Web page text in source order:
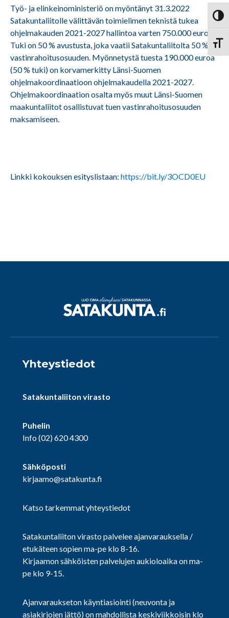
Työ- ja elinkeinoministeriö on myöntänyt 31.3.2022
Satakuntaliitolle välittävän toimielimen teknistä tukea
ohjelmakauden 2021-2027 hallintoa varten 750.000 euroa.
Tuki on 50 % avustusta, joka vaatii Satakuntaliitolta 50 %
vastinrahoitusosuuden. Myönnetystä tuesta 190.000 euroa
(50 % tuki) on korvamerkitty Länsi-Suomen
ohjelmakoordinaatioon ohjelmakaudella 2021-2027.
Ohjelmakoordinaation osalta myös muut Länsi-Suomen
maakuntaliitot osallistuvat tuen vastinrahoitusosuuden
maksamiseen.
Linkki kokouksen esityslistaan: https://bit.ly/3OCD0EU
Yhteystiedot
Satakuntaliiton virasto
Puhelin
Info(02) 620 4300
Sähköposti
kirjaamo@satakunta.fi
Katso tarkemmat yhteystiedot
Satakuntaliiton virasto palvelee ajanvarauksella /
etukäteen sopien ma-pe klo 8-16.
Kirjaamon sähköisten palvelujen aukioloaika on ma-
pe klo 9-15.
Ajanvaraukseton käyntiasiointi (neuvonta ja
asiakirjojen jättö) on mahdollista keskiviikkoisin klo